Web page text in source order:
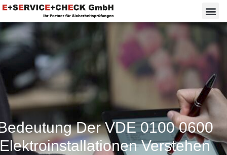
Der VDE 0100 0600
Verstehen